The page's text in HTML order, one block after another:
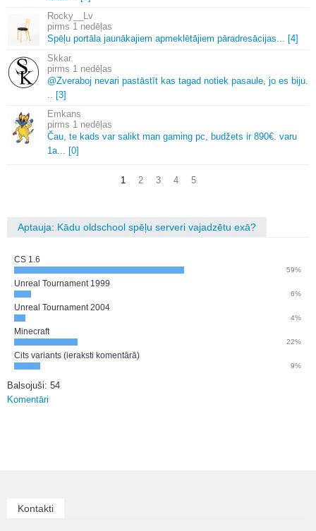
Rocky__Lv
1 nedēļas
Spēļu portāla jaunākajiem apmeklētājiem pāradresācijas.
[4]
Skkar.
1 nedēļas
@Zveraboj nevari pastāstīt kas tagad notiek pasaule, jo es biju.
[3]
Emkans
1 nedēļas
Čau, te kads var salikt man gaming pc, budžets ir 890€. varu
1a.
[0]
1 2 3 4 5
Aptauja: Kādu oldschool spēļu serveri vajadzētu exā?
CS 1.6
59%
Unreal Tournament 1999
6%
Unreal Tournament 2004
4%
Minecraft
22%
Cits variants (ieraksti komentārā)
9%
Balsojuši: 54
Komentāri
Kontakti